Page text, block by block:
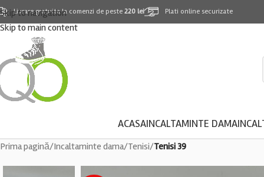
Skip to navigation
Skip to main content
Livrare gratuita la comenzi de peste 220 lei Plati online securizate
ACASAINCALTAMINTE DAMA
Prima pagină/Incaltaminte dama/Tenisi/Tenisi 39